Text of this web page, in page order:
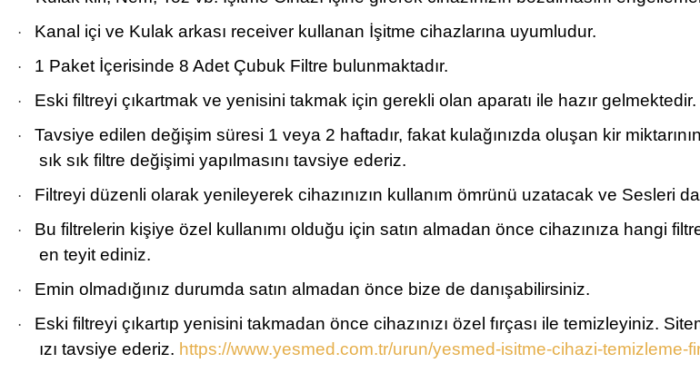
· Kanal içi ve Kulak arkası receiver kullanan İşitme cihazlarına uyumludur.
· 1 Paket İçerisinde 8 Adet Çubuk Filtre bulunmaktadır.
· Eski filtreyi çıkartmak ve yenisini takmak için gerekli olan aparatı ile hazır gelmektedir.
·
Tavsiye edilen değişim süresi 1 veya 2 haftadır, fakat kulağınızda oluşan kir
sık sık filtre değişimi yapılmasını tavsiye ederiz.
· Filtreyi düzenli olarak yenileyerek cihazınızın kullanım ömrünü uzatacak ve Sesleri
·
Bu filtrelerin kişiye özel kullanımı olduğu için satın almadan önce cihazınıza hangi
en teyit ediniz.
· Emin olmadığınız durumda satın almadan önce bize de danışabilirsiniz.
·
Eski filtreyi çıkartıp yenisini takmadan önce cihazınızı özel fırçası ile temizleyiniz.
ızı tavsiye ederiz. https://www.yesmed.com.tr/urun/yesmed-isitme-cihazi-temizleme-